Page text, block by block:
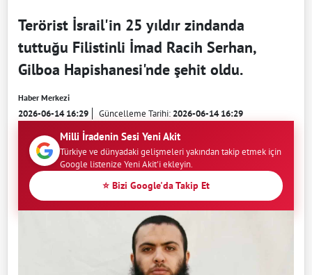
Terörist İsrail'in 25 yıldır zindanda
tuttuğu Filistinli İmad Racih Serhan,
Gilboa Hapishanesi'nde şehit oldu.
Haber Merkezi
2026-06-14 16:29 Güncelleme Tarihi:2026-06-14 16:29
Milli İradenin Sesi Yeni Akit
Türkiye ve dünyadaki gelişmeleri yakından takip etmek için
Google listenize Yeni Akit'i ekleyin.
⭐ Bizi Google'da Takip Et